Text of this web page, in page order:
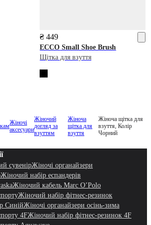
₴ 449
ECCO Small Shoe Brush
Щітка для взуття
Жіночі
аксесуари
Жіночий
догляд за
взуттям
Жіноча
щітка для
взуття
Жіноча щітка для
взуття, Колір
Чорний
сувенірЖіночі органайзери
Жіночий набір еспандерів
Жіночий кабель Marc O’Polo
Жіночий набір фітнес-резинок
СинійЖіночі органайзери осінь-зима
4FЖіночий набір фітнес-резинок 4F